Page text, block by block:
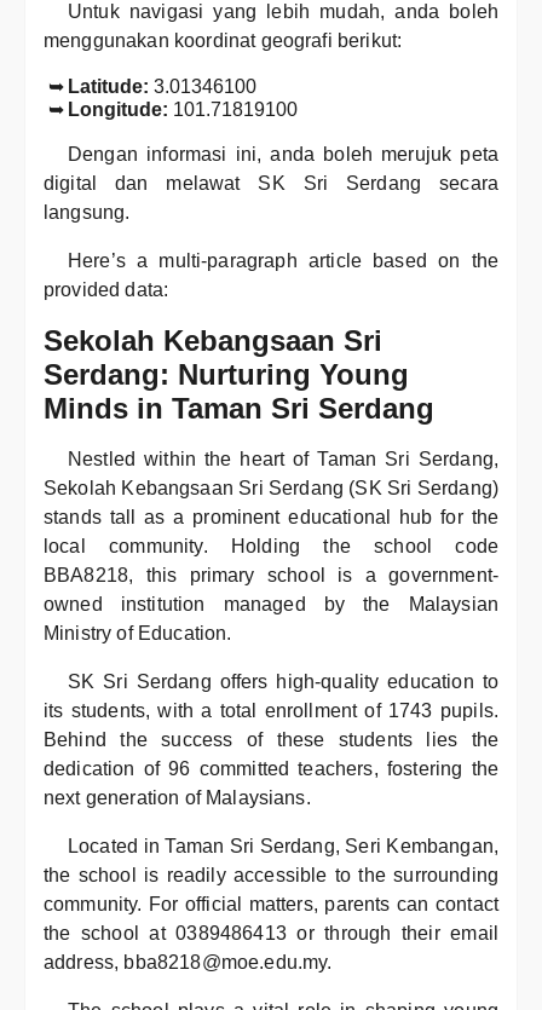
Untuk navigasi yang lebih mudah, anda boleh
menggunakan koordinat geografi berikut:
Latitude: 3.01346100
Longitude: 101.71819100
Dengan informasi ini, anda boleh merujuk peta
digital dan melawat SK Sri Serdang secara
langsung.
Here’s a multi-paragraph article based on the
provided data:
Sekolah Kebangsaan Sri
Serdang: Nurturing Young
Minds in Taman Sri Serdang
Nestled within the heart of Taman Sri Serdang,
Sekolah Kebangsaan Sri Serdang (SK Sri Serdang)
stands tall as a prominent educational hub for the
local community. Holding the school code
BBA8218, this primary school is a government-
owned institution managed by the Malaysian
Ministry of Education.
SK Sri Serdang offers high-quality education to
its students, with a total enrollment of 1743 pupils.
Behind the success of these students lies the
dedication of 96 committed teachers, fostering the
next generation of Malaysians.
Located in Taman Sri Serdang, Seri Kembangan,
the school is readily accessible to the surrounding
community. For official matters, parents can contact
the school at 0389486413 or through their email
address, bba8218@moe.edu.my.